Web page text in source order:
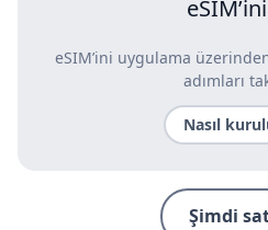
eSIM’ini uygulama
adımları
Nasıl
Şimdi